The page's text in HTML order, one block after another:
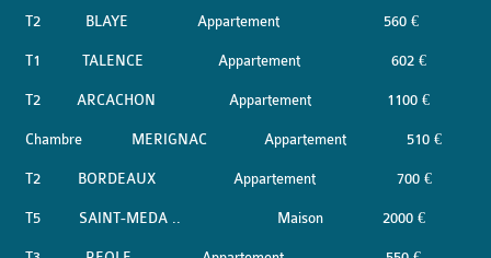
T2 BLAYE Appartement 560 €
T1 TALENCE Appartement 602 €
T2 ARCACHON Appartement 1100 €
Chambre MERIGNAC Appartement 510 €
T2 BORDEAUX Appartement 700 €
T5 SAINT-MEDA .. Maison 2000 €